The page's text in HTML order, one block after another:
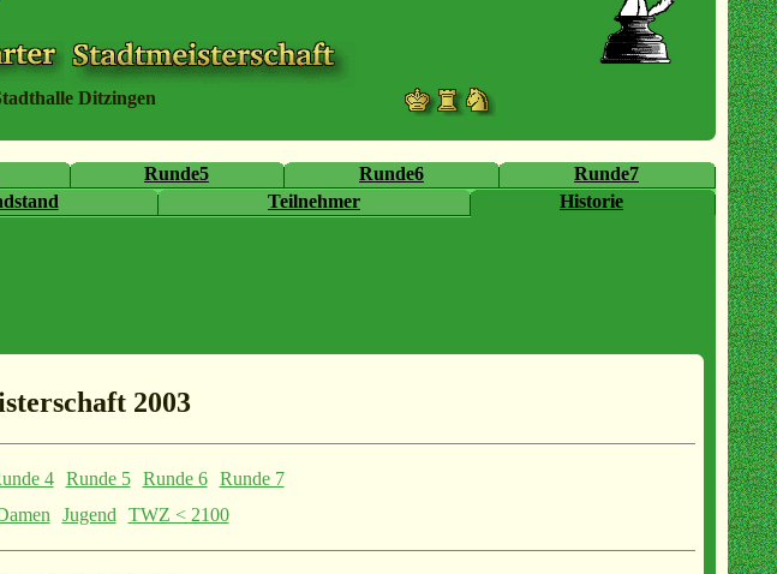
Ditzingen
Runde5 Runde6
Runde7
Teilnehmer
Historie
2003
4 Runde 5 Runde 6
Runde 7
Jugend TWZ < 2100